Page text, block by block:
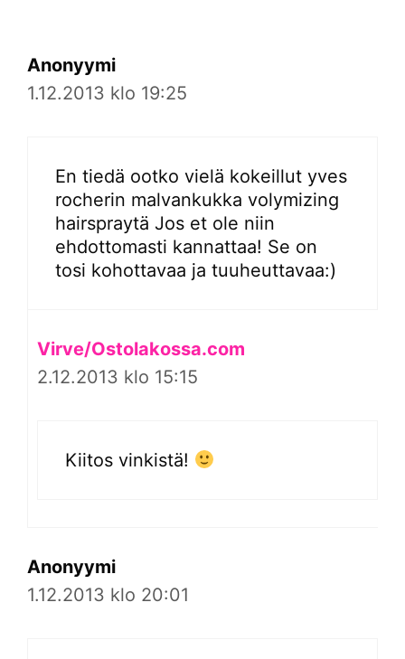
Anonyymi
1.12.2013 klo 19:25
En tiedä ootko vielä kokeillut yves
rocherin malvankukka volymizing
hairspraytä Jos et ole niin
ehdottomasti kannattaa! Se on
tosi kohottavaa ja tuuheuttavaa:)
Virve/Ostolakossa.com
2.12.2013 klo 15:15
Kiitos vinkistä!
Anonyymi
1.12.2013 klo 20:01